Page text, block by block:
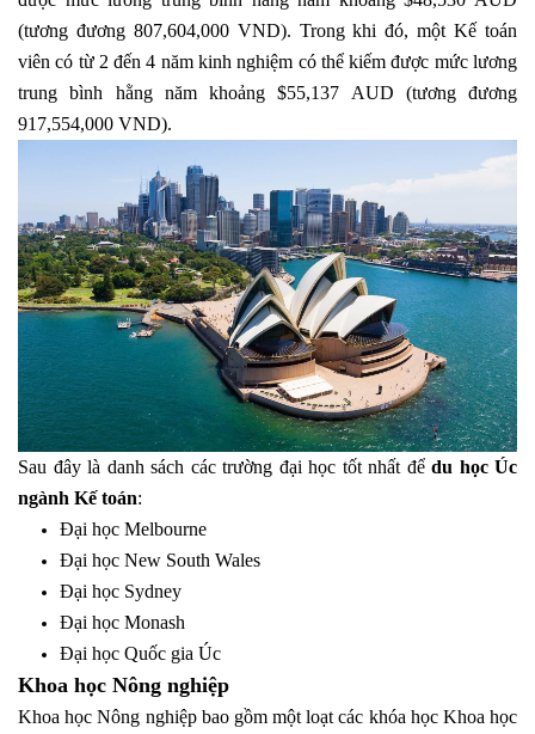
(tương đương 807,604,000 VND). Trong khi đó, một Kế toán
viên có từ 2 đến 4 năm kinh nghiệm có thể kiếm được mức lương
trung bình hằng năm khoảng $55,137 AUD (tương đương
917,554,000 VND).
Sau đây là danh sách các trường đại học tốt nhất để du học Úc
ngành Kế toán:
Đại học Melbourne
Đại học New South Wales
Đại học Sydney
Đại học Monash
Đại học Quốc gia Úc
Khoa học Nông nghiệp
Khoa học Nông nghiệp bao gồm một loạt các khóa học Khoa học